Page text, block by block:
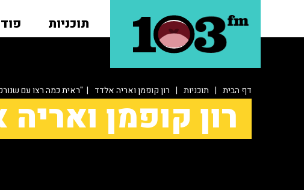
תוכניות
דף הבית | תוכניות | רון קופמן ואריה אלדד | "ראית כמה רצו עם
רון קופמן